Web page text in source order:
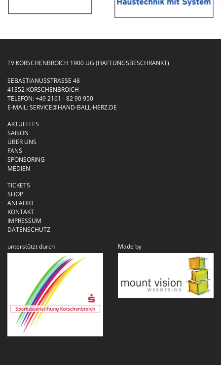
TV KORSCHENBROICH 1900 UG (HAFTUNGSBESCHRÄNKT)
SEBASTIANUSSTRASSE 48
41352 KORSCHENBROICH
TELEFON:+49 2161 - 82 90 950
E-MAIL:SERVICE@HAND-BALL-HERZ.DE
AKTUELLES
SAISON
ÜBER UNS
FANS
SPONSORING
MEDIEN
TICKETS
SHOP
ANFAHRT
KONTAKT
IMPRESSUM
DATENSCHUTZ
unterstützt durch
Made by